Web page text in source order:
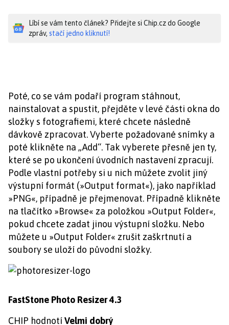
Líbí se vám tento článek? Přidejte si Chip.cz do Google
zpráv, stačí jedno kliknutí!
Poté, co se vám podaří program stáhnout,
nainstalovat a spustit, přejděte v levé části okna do
složky s fotografiemi, které chcete následně
dávkově zpracovat. Vyberte požadované snímky a
poté klikněte na „Add“. Tak vyberete přesně jen ty,
které se po ukončení úvodních nastavení zpracují.
Podle vlastní potřeby si u nich můžete zvolit jiný
výstupní formát (»Output format«), jako například
»PNG«, případně je přejmenovat. Případně klikněte
na tlačítko »Browse« za položkou »Output Folder«,
pokud chcete zadat jinou výstupní složku. Nebo
můžete u »Output Folder« zrušit zaškrtnutí a
soubory se uloží do původní složky.
FastStone Photo Resizer 4.3
CHIP hodnotíVelmi dobrý